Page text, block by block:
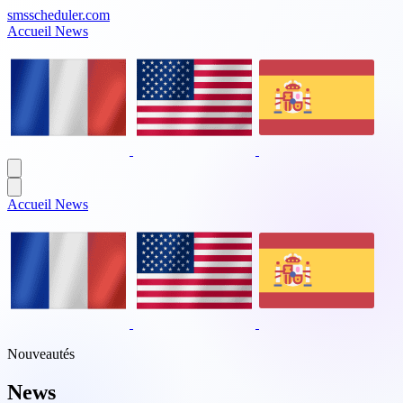
smsscheduler.com
Accueil News
Accueil News
Nouveautés
News